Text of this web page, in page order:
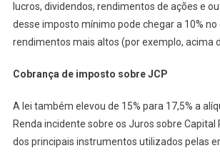
lucros, dividendos, rendimentos de ações e
desse imposto mínimo pode chegar a 10% no
rendimentos mais altos (por exemplo, acima
Cobrança de imposto sobre JCP
A lei também elevou de 15% para 17,5% a
Renda incidente sobre os Juros sobre Capital
dos principais instrumentos utilizados pelas